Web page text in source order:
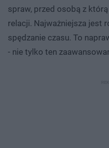
spraw, przed osobą z
relacji. Najważniejsza jest
spędzanie czasu. To
- nie tylko ten